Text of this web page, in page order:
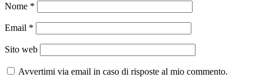
Nome *
Email *
Sito web
Avvertimi via email in caso di risposte al mio commento.